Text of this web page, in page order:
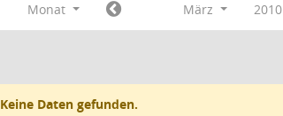
Monat März 2010
Keine Daten gefunden.